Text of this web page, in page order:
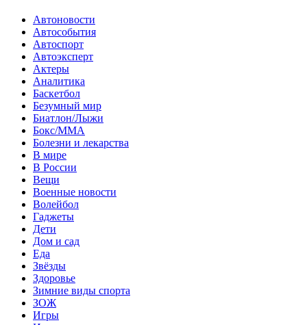
Автоновости
Автособытия
Автоспорт
Автоэксперт
Актеры
Аналитика
Баскетбол
Безумный мир
Биатлон/Лыжи
Бокс/MMA
Болезни и лекарства
В мире
В России
Вещи
Военные новости
Волейбол
Гаджеты
Дети
Дом и сад
Еда
Звёзды
Здоровье
Зимние виды спорта
ЗОЖ
Игры